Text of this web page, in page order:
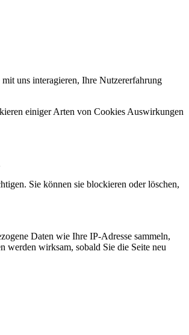
uns interagieren, Ihre Nutzererfahrung
einiger Arten von Cookies Auswirkungen
Sie können sie blockieren oder löschen,
Daten wie Ihre IP-Adresse sammeln,
werden wirksam, sobald Sie die Seite neu